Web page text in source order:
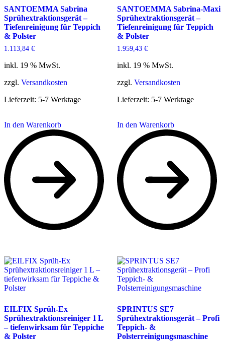
SANTOEMMA Sabrina
Sprühextraktionsgerät –
Tiefenreinigung für Teppich
& Polster
1.113,84 €
inkl. 19 % MwSt.
zzgl. Versandkosten
Lieferzeit: 5-7 Werktage
In den Warenkorb
SANTOEMMA Sabrina-Maxi
Sprühextraktionsgerät –
Tiefenreinigung für Teppich
& Polster
1.959,43 €
inkl. 19 % MwSt.
zzgl. Versandkosten
Lieferzeit: 5-7 Werktage
In den Warenkorb
EILFIX Sprüh-Ex
Sprühextraktionsreiniger 1 L
– tiefenwirksam für Teppiche
& Polster
SPRINTUS SE7
Sprühextraktionsgerät – Profi
Teppich- &
Polsterreinigungsmaschine